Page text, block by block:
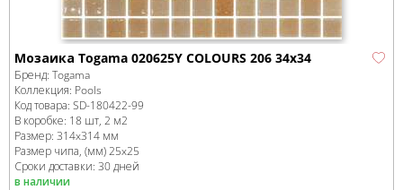
Мозаика Togama 020625Y COLOURS 206 34x34
Бренд: Togama
Коллекция: Pools
Код товара: SD-180422-99
В коробке: 18 шт, 2 м2
Размер: 314x314 мм
Размер чипа, (мм)25x25
Сроки доставки: 30 дней
в наличии